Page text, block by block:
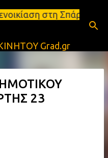
περιεχόμενοΕνοικιάσεις
Grad.gr
23